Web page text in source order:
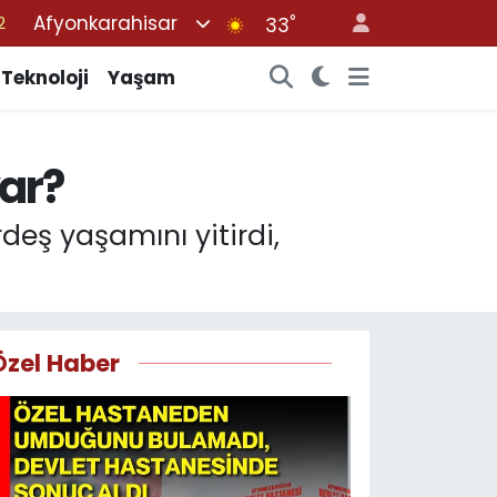
Afyonkarahisar 33°
Teknoloji Yaşam
yaşamını yitirdi,
Haber